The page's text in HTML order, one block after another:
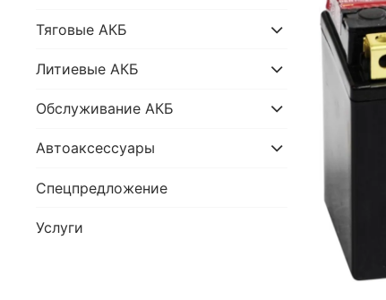
Тяговые АКБ
Литиевые АКБ
Обслуживание АКБ
Автоаксессуары
Спецпредложение
Услуги